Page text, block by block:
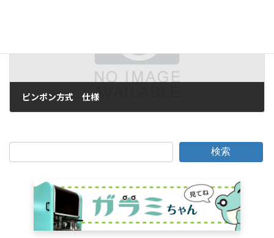
ピンポン方式 仕様
検索